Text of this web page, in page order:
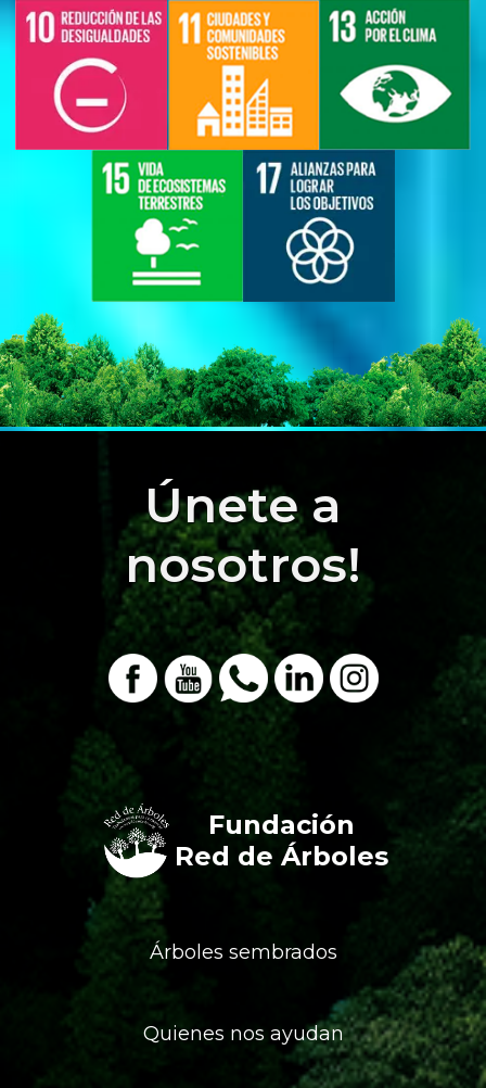
Únete a
nosotros!
Fundación
Red de Árboles
Árboles sembrados
Quienes nos ayudan